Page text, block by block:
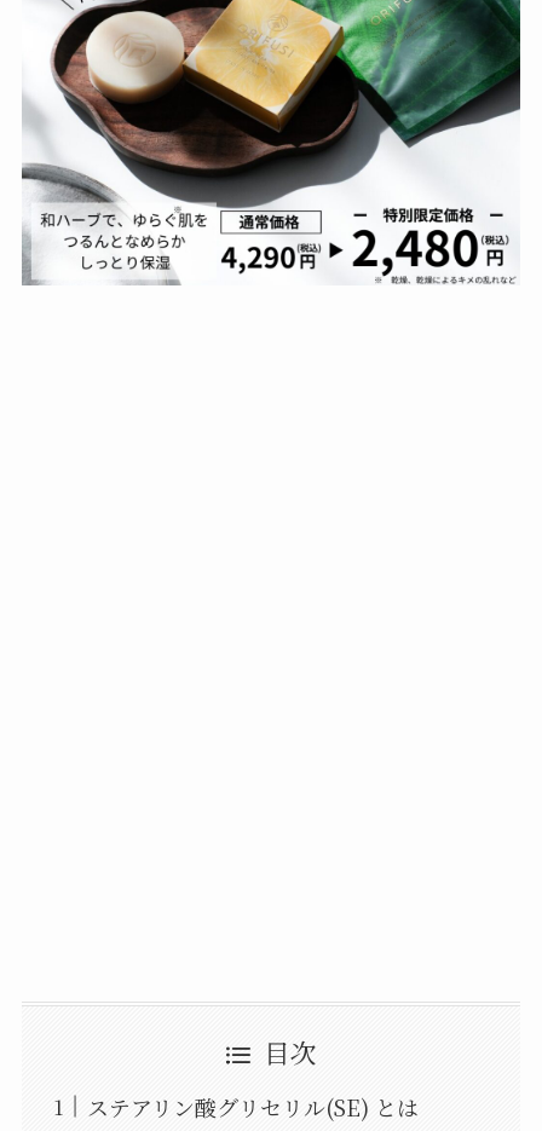
目次
ステアリン酸グリセリル(SE) とは